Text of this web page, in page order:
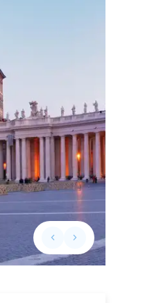
keyboard_arrow_leftPrevious slide
keyboard_arrow_rightNext slide